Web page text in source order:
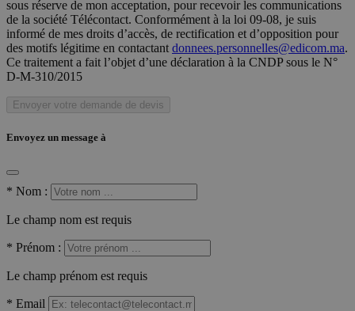
sous réserve de mon acceptation, pour recevoir les communications
de la société Télécontact. Conformément à la loi 09-08, je suis
informé de mes droits d’accès, de rectification et d’opposition pour
des motifs légitime en contactant donnees.personnelles@edicom.ma.
Ce traitement a fait l’objet d’une déclaration à la CNDP sous le N°
D-M-310/2015
Envoyer votre demande de devis
Envoyez un message à
* Nom :
Le champ nom est requis
* Prénom :
Le champ prénom est requis
* Email